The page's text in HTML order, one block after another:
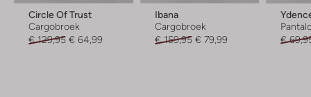
Circle Of Trust
Cargobroek
€ 129,95 € 64,99
Ibana
Cargobroek
€ 159,95 € 79,99
€